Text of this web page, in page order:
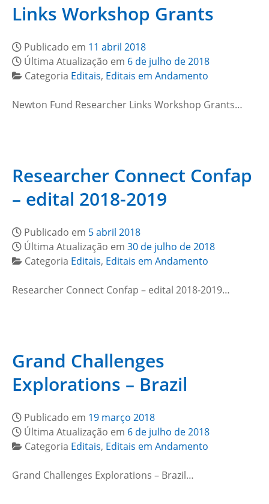
Links Workshop Grants
Publicado em 11 abril 2018
Última Atualização em 6 de julho de 2018
Categoria Editais, Editais em Andamento
Newton Fund Researcher Links Workshop Grants…
Researcher Connect Confap
– edital 2018-2019
Publicado em 5 abril 2018
Última Atualização em 30 de julho de 2018
Categoria Editais, Editais em Andamento
Researcher Connect Confap – edital 2018-2019…
Grand Challenges
Explorations – Brazil
Publicado em 19 março 2018
Última Atualização em 6 de julho de 2018
Categoria Editais, Editais em Andamento
Grand Challenges Explorations – Brazil…